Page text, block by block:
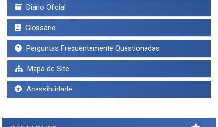
Diário Oficial
Glossário
Perguntas Frequentemente Questionadas
Mapa do Site
Acessibilidade